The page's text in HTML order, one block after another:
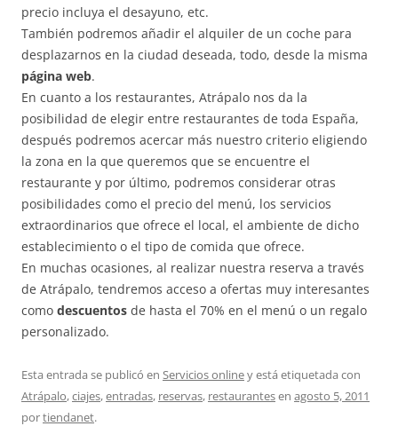
precio incluya el desayuno, etc.
También podremos añadir el alquiler de un coche para
desplazarnos en la ciudad deseada, todo, desde la misma
página web.
En cuanto a los restaurantes, Atrápalo nos da la
posibilidad de elegir entre restaurantes de toda España,
después podremos acercar más nuestro criterio eligiendo
la zona en la que queremos que se encuentre el
restaurante y por último, podremos considerar otras
posibilidades como el precio del menú, los servicios
extraordinarios que ofrece el local, el ambiente de dicho
establecimiento o el tipo de comida que ofrece.
En muchas ocasiones, al realizar nuestra reserva a través
de Atrápalo, tendremos acceso a ofertas muy interesantes
como descuentos de hasta el 70% en el menú o un regalo
personalizado.
Esta entrada se publicó en Servicios onliney está etiquetada con
Atrápalo,ciajes,entradas, reservas, restaurantesen agosto 5, 2011
portiendanet.